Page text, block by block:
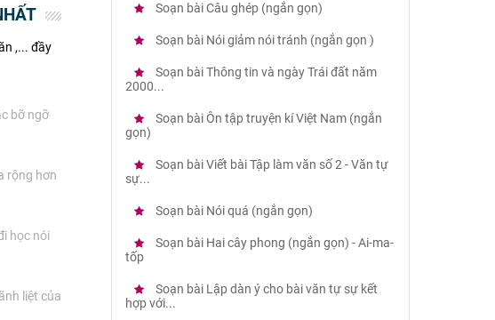
,... đầy
bỡ ngỡ
rộng hơn
học nói
liệt của
Soạn bài Câu ghép (ngắn gọn)
Soạn bài Nói giảm nói tránh (ngắn gọn )
Soạn bài Thông tin và ngày Trái đất năm
2000...
Soạn bài Ôn tập truyện kí Việt Nam (ngắn
gọn)
Soạn bài Viết bài Tập làm văn số 2 - Văn tự
sự...
Soạn bài Nói quá (ngắn gọn)
Soạn bài Hai cây phong (ngắn gọn) - Ai-ma-
tốp
Soạn bài Lập dàn ý cho bài văn tự sự kết
hợp với...